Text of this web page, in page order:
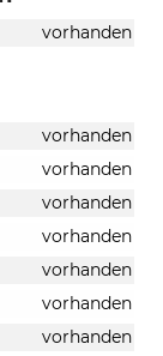
vorhanden
vorhanden
vorhanden
vorhanden
vorhanden
vorhanden
vorhanden
vorhanden